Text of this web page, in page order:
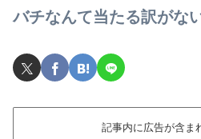
バチなんて当たる訳がない
記事内に広告が含ま